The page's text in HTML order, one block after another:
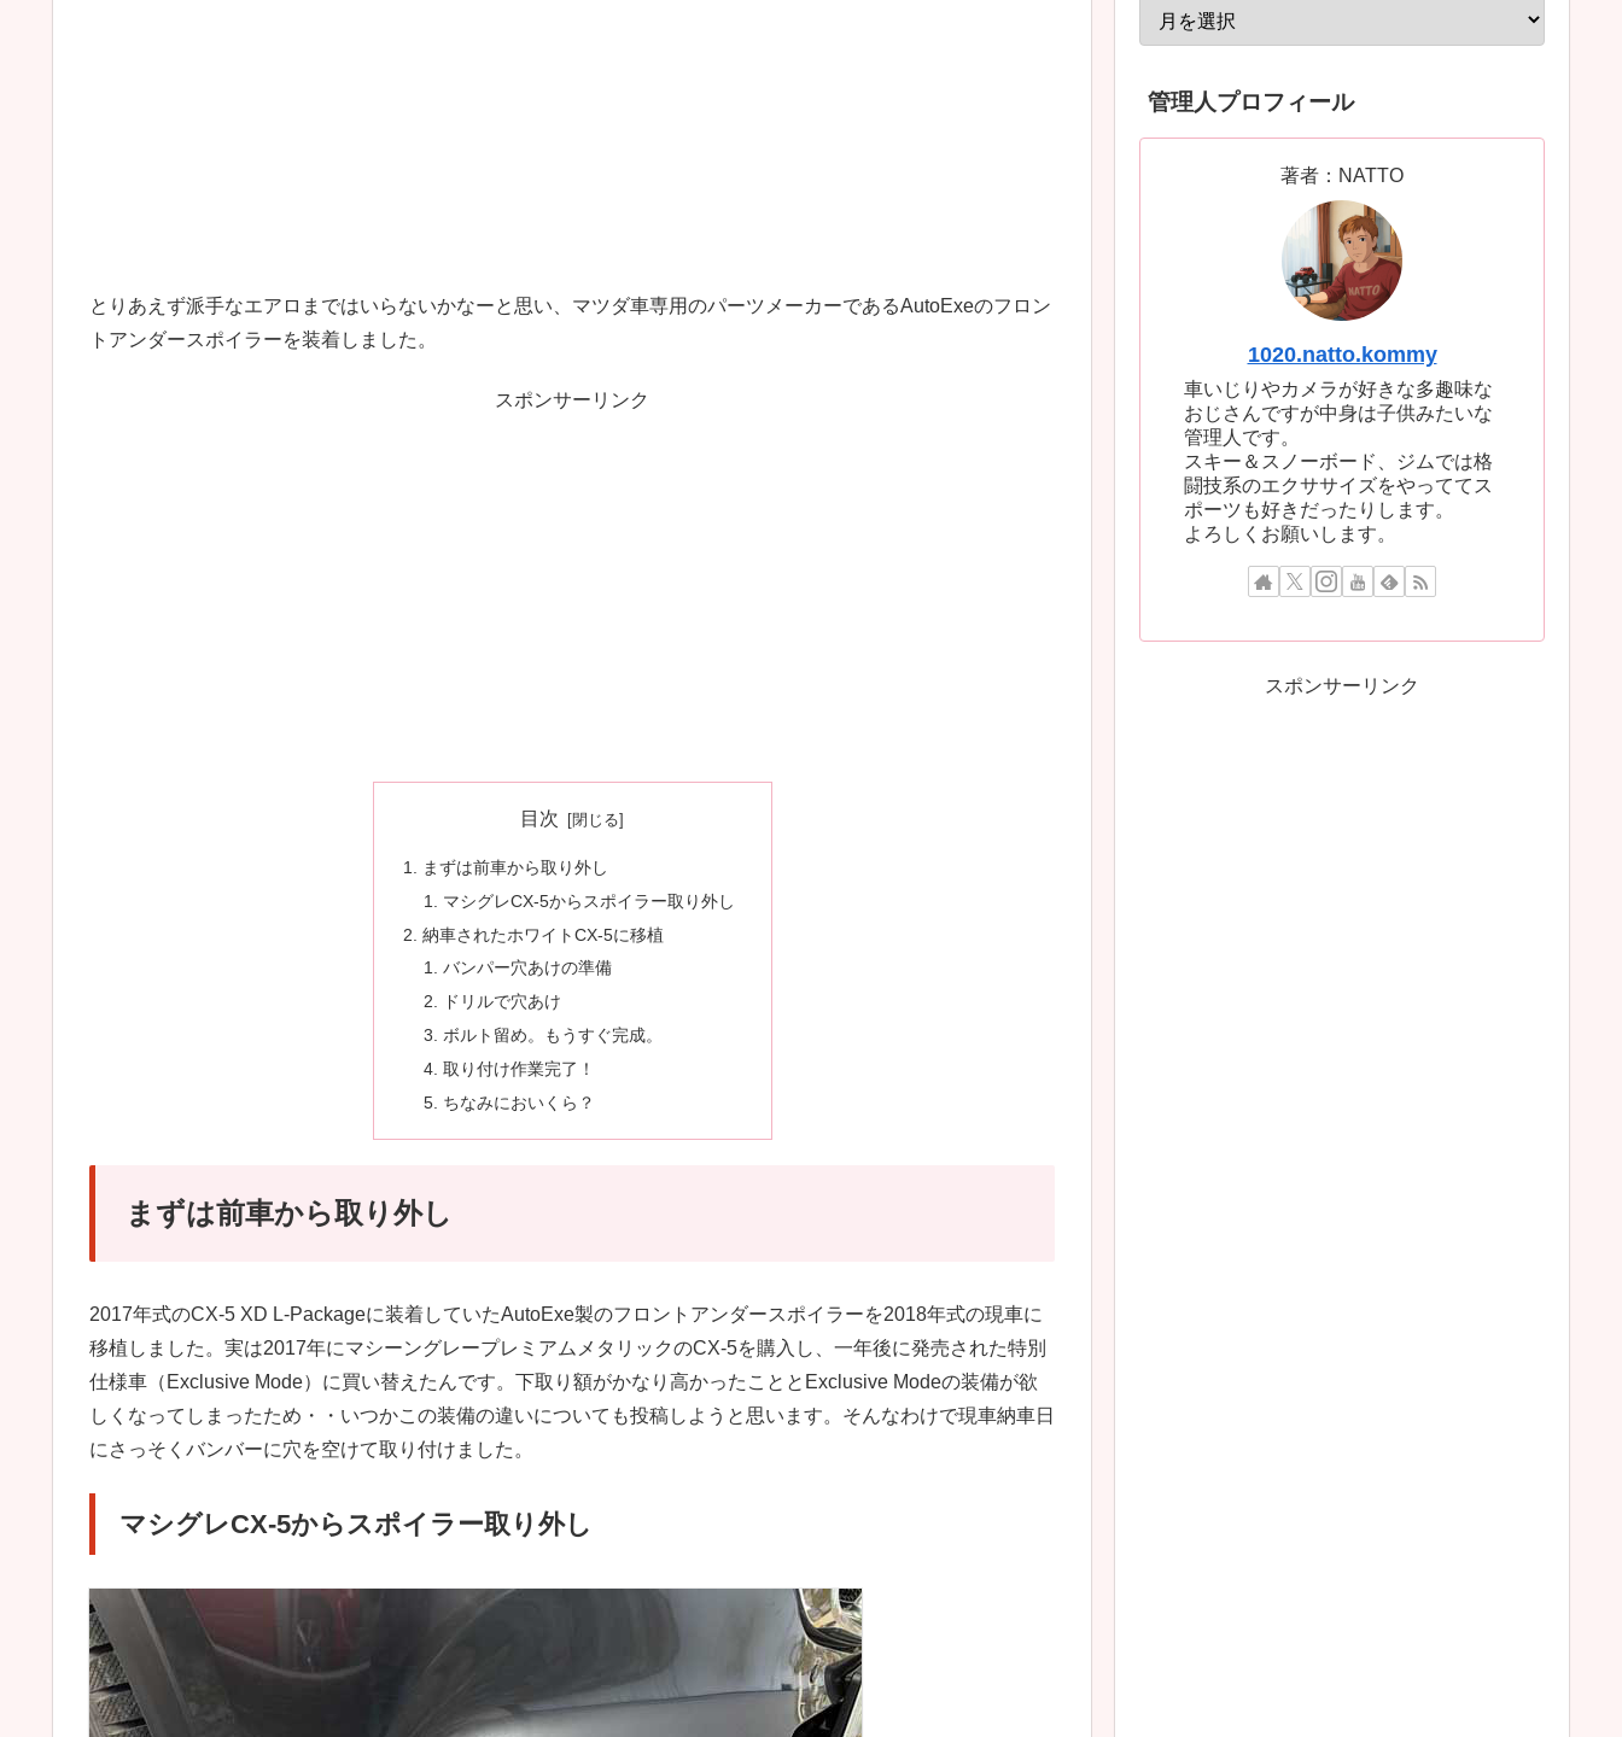
とりあえず派手なエアロまではいらないかなーと思い、マツダ車専用のパーツメーカーであるAutoExeのフロン
トアンダースポイラーを装着しました。
スポンサーリンク
目次
まずは前車から取り外し
マシグレCX-5からスポイラー取り外し
納車されたホワイトCX-5に移植
バンパー穴あけの準備
ドリルで穴あけ
ボルト留め。もうすぐ完成。
取り付け作業完了！
ちなみにおいくら？
まずは前車から取り外し
2017年式のCX-5 XD L-Packageに装着していたAutoExe製のフロントアンダースポイラーを2018年式の現車に
移植しました。実は2017年にマシーングレープレミアムメタリックのCX-5を購入し、一年後に発売された特別
仕様車（Exclusive Mode）に買い替えたんです。下取り額がかなり高かったこととExclusive Modeの装備が欲
しくなってしまったため・・いつかこの装備の違いについても投稿しようと思います。そんなわけで現車納車日
にさっそくバンバーに穴を空けて取り付けました。
マシグレCX-5からスポイラー取り外し
管理人プロフィール
著者：NATTO
1020.natto.kommy
車いじりやカメラが好きな多趣味な
おじさんですが中身は子供みたいな
管理人です。
スキー＆スノーボード、ジムでは格
闘技系のエクササイズをやっててス
ポーツも好きだったりします。
よろしくお願いします。
スポンサーリンク